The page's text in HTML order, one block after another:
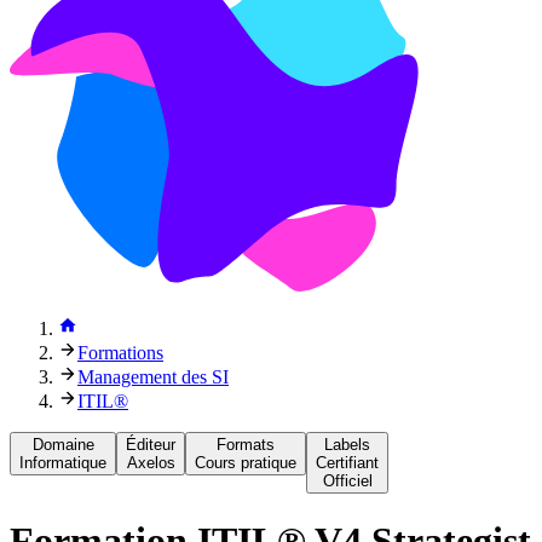
Formations
Management des SI
ITIL®
Domaine
Informatique
Éditeur
Axelos
Formats
Cours pratique
Labels
Certifiant
Officiel